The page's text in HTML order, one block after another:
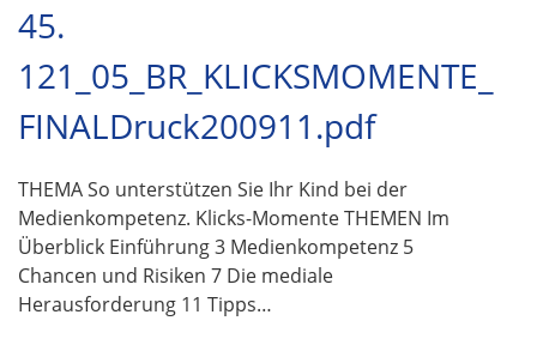
45.
121_05_BR_KLICKSMOMENTE_
FINALDruck200911.pdf
THEMA So unterstützen Sie Ihr Kind bei der
Medienkompetenz. Klicks-Momente THEMEN Im
Überblick Einführung 3 Medienkompetenz 5
Chancen und Risiken 7 Die mediale
Herausforderung 11 Tipps…